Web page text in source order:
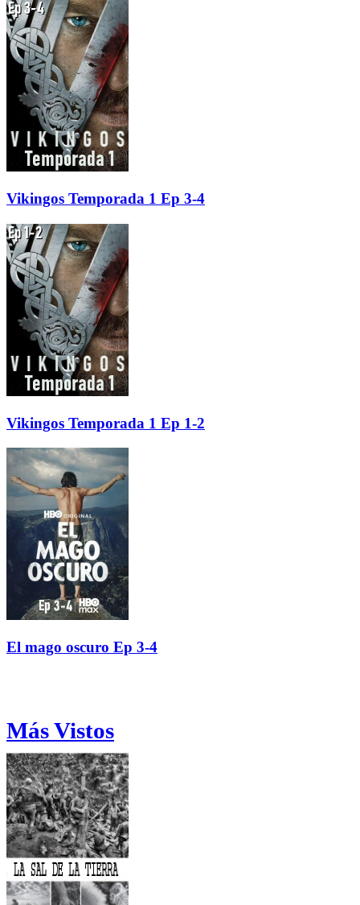
Vikingos Temporada 1 Ep 3-4
Vikingos Temporada 1 Ep 1-2
El mago oscuro Ep 3-4
Más Vistos